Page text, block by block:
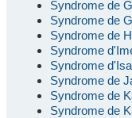
Syndrome de
Syndrome de
Syndrome de
Syndrome
Syndrome
Syndrome de
Syndrome de
Syndrome de